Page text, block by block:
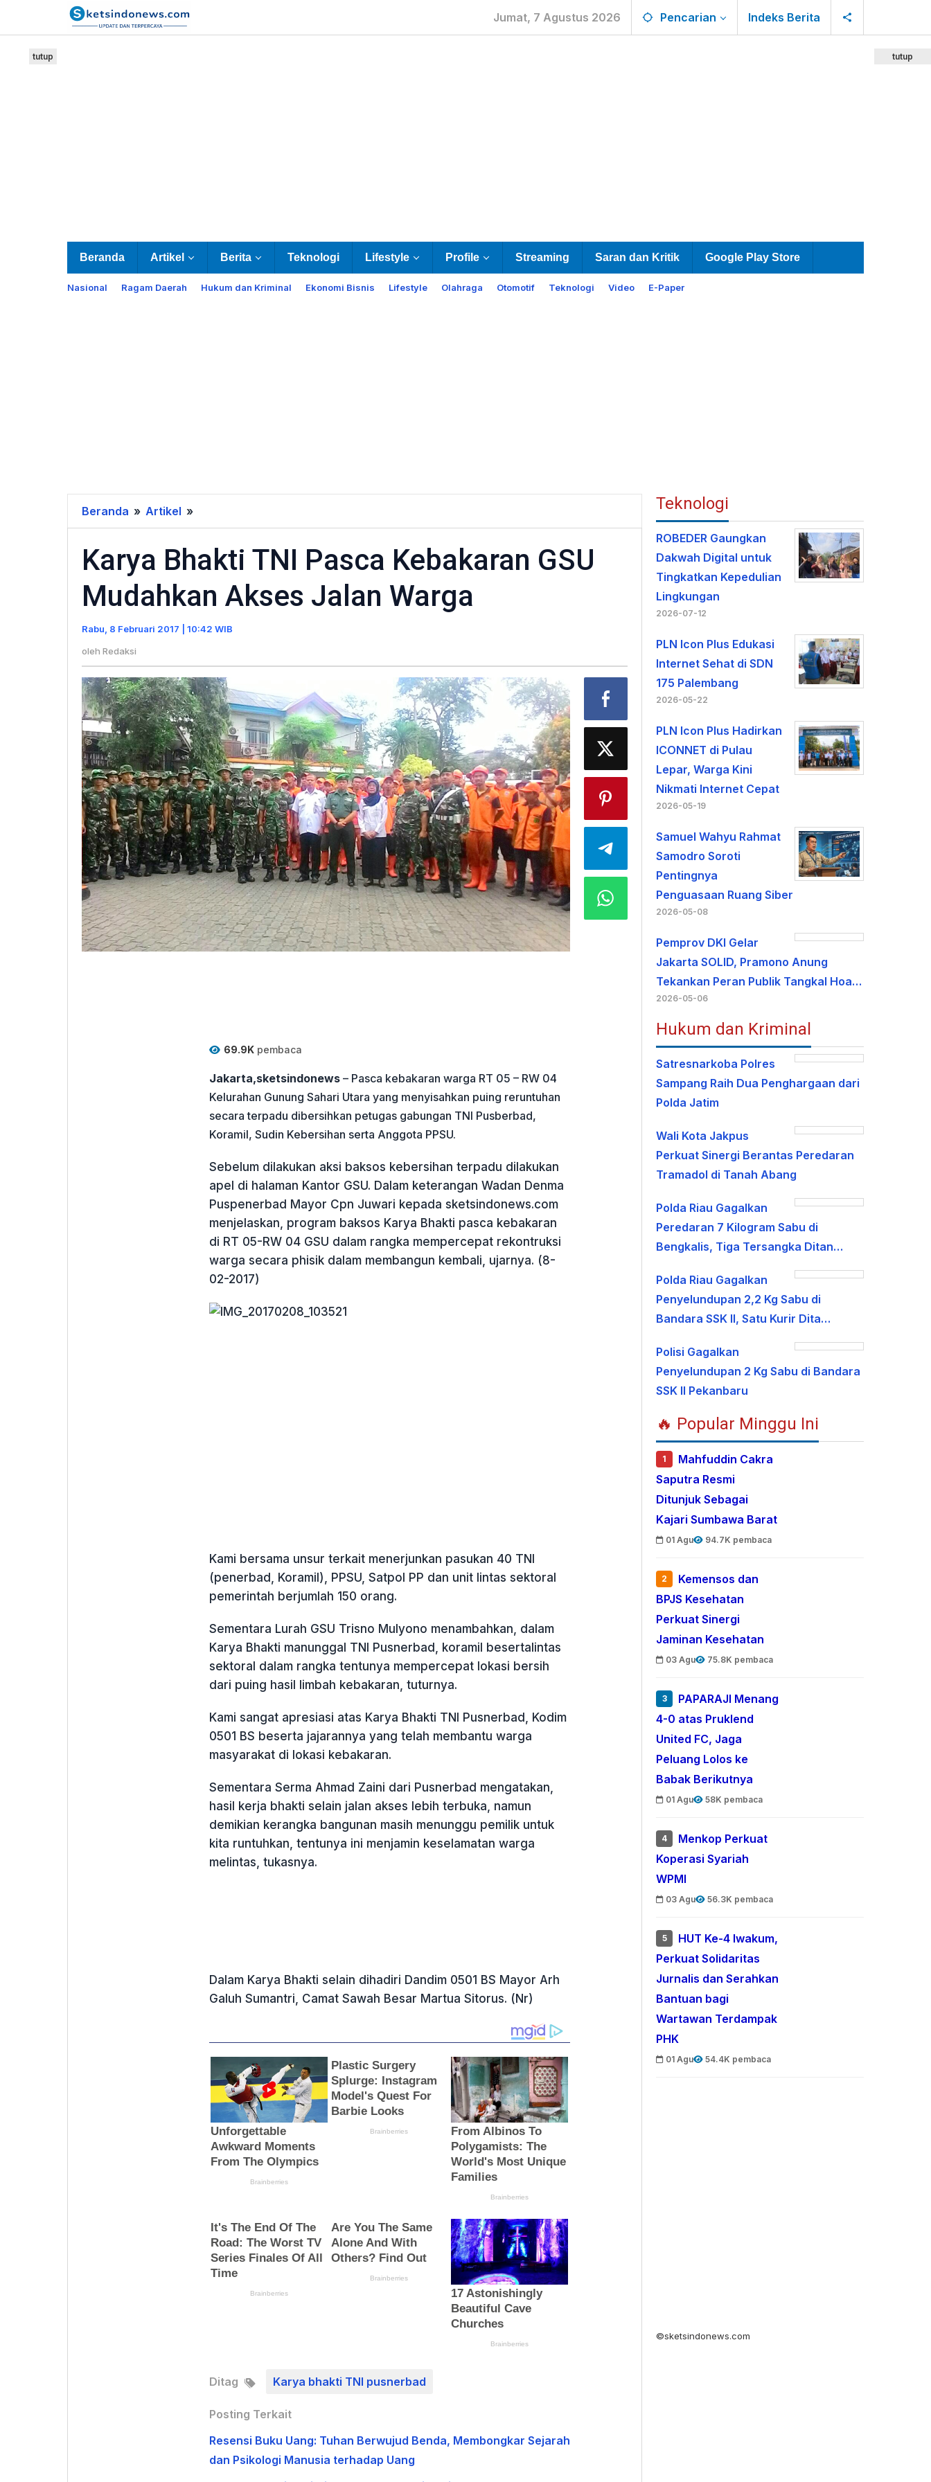
Jumat, 7 Agustus 2026 Pencarian Indeks Berita
Beranda Artikel Berita Teknologi Lifestyle Profile Streaming Saran dan Kritik Google Play Store
Nasional Ragam Daerah Hukum dan Kriminal Ekonomi Bisnis Lifestyle Olahraga Otomotif Teknologi Video E-Paper
tutup tutup
Beranda » Artikel »
Bhakti
Pasca
Kebakaran
GSU
Mudahkan
Jalan
Warga
Karya Bhakti TNI Pasca Kebakaran GSU
Mudahkan Akses Jalan Warga
Rabu, 8 Februari 2017 | 10:42 WIB
oleh Redaksi
69.9Kpembaca
Jakarta,sketsindonews– Pasca kebakaran warga RT 05 – RW 04
Kelurahan Gunung Sahari Utara yang menyisahkan puing reruntuhan
secara terpadu dibersihkan petugas gabungan TNI Pusberbad,
Koramil, Sudin Kebersihan serta Anggota PPSU.
Sebelum dilakukan aksi baksos kebersihan terpadu dilakukan
apel di halaman Kantor GSU. Dalam keterangan Wadan Denma
Puspenerbad Mayor Cpn Juwari kepada sketsindonews.com
menjelaskan, program baksos Karya Bhakti pasca kebakaran
di RT 05-RW 04 GSU dalam rangka mempercepat rekontruksi
warga secara phisik dalam membangun kembali, ujarnya. (8-
02-2017)
Kami bersama unsur terkait menerjunkan pasukan 40 TNI
(penerbad, Koramil), PPSU, Satpol PP dan unit lintas sektoral
pemerintah berjumlah 150 orang.
Sementara Lurah GSU Trisno Mulyono menambahkan, dalam
Karya Bhakti manunggal TNI Pusnerbad, koramil besertalintas
sektoral dalam rangka tentunya mempercepat lokasi bersih
dari puing hasil limbah kebakaran, tuturnya.
Kami sangat apresiasi atas Karya Bhakti TNI Pusnerbad, Kodim
0501 BS beserta jajarannya yang telah membantu warga
masyarakat di lokasi kebakaran.
Sementara Serma Ahmad Zaini dari Pusnerbad mengatakan,
hasil kerja bhakti selain jalan akses lebih terbuka, namun
demikian kerangka bangunan masih menunggu pemilik untuk
kita runtuhkan, tentunya ini menjamin keselamatan warga
melintas, tukasnya.
Dalam Karya Bhakti selain dihadiri Dandim 0501 BS Mayor Arh
Galuh Sumantri, Camat Sawah Besar Martua Sitorus. (Nr)
Ditag Karya bhakti TNI pusnerbad
Posting Terkait
Resensi Buku Uang: Tuhan Berwujud Benda, Membongkar Sejarah
dan Psikologi Manusia terhadap Uang
Teknologi
ROBEDER Gaungkan
Dakwah Digital untuk
Tingkatkan Kepedulian
Lingkungan
2026-07-12
PLN Icon Plus Edukasi
Internet Sehat di SDN
175 Palembang
2026-05-22
PLN Icon Plus Hadirkan
ICONNET di Pulau
Lepar, Warga Kini
Nikmati Internet Cepat
2026-05-19
Samuel Wahyu Rahmat
Samodro Soroti
Pentingnya
Penguasaan Ruang Siber
2026-05-08
Pemprov DKI Gelar
Jakarta SOLID, Pramono Anung
Tekankan Peran Publik Tangkal Hoa…
2026-05-06
Hukum dan Kriminal
Satresnarkoba Polres
Sampang Raih Dua Penghargaan dari
Polda Jatim
Wali Kota Jakpus
Perkuat Sinergi Berantas Peredaran
Tramadol di Tanah Abang
Polda Riau Gagalkan
Peredaran 7 Kilogram Sabu di
Bengkalis, Tiga Tersangka Ditan…
Polda Riau Gagalkan
Penyelundupan 2,2 Kg Sabu di
Bandara SSK II, Satu Kurir Dita…
Polisi Gagalkan
Penyelundupan 2 Kg Sabu di Bandara
SSK II Pekanbaru
🔥 Popular Minggu Ini
1
Mahfuddin Cakra
Saputra Resmi
Ditunjuk Sebagai
Kajari Sumbawa Barat
01 Agu 94.7K pembaca
2
Kemensos dan
BPJS Kesehatan
Perkuat Sinergi
Jaminan Kesehatan
03 Agu 75.8K pembaca
3
PAPARAJI Menang
4-0 atas Pruklend
United FC, Jaga
Peluang Lolos ke
Babak Berikutnya
01 Agu 58K pembaca
4
Menkop Perkuat
Koperasi Syariah
WPMI
03 Agu 56.3K pembaca
5
HUT Ke-4 Iwakum,
Perkuat Solidaritas
Jurnalis dan Serahkan
Bantuan bagi
Wartawan Terdampak
PHK
01 Agu 54.4K pembaca
©sketsindonews.com